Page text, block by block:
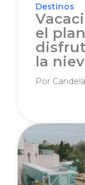
Destinos
el
la
Por